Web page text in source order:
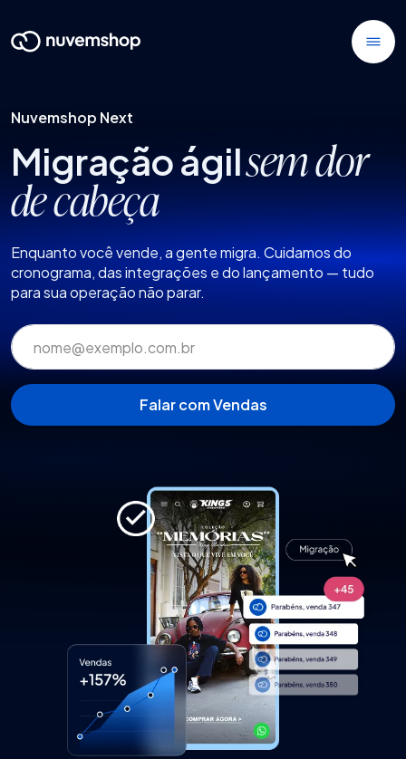
Nuvemshop Next
Migração ágilsem dor
de cabeça
Enquanto você vende, a gente migra. Cuidamos do
cronograma, das integrações e do lançamento — tudo
para sua operação não parar.